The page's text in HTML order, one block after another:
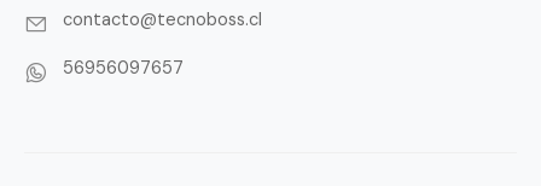
contacto@tecnoboss.cl
56956097657